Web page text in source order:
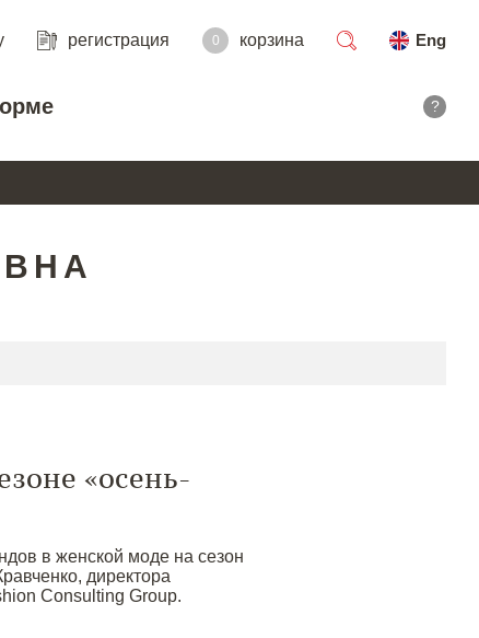
регистрация 0 корзина
Eng
?
«осень-
в женской моде на сезон
директора
Consulting Group.